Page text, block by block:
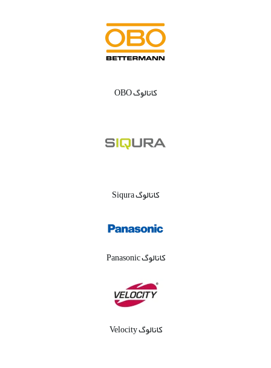
کاتالوگ OBO
کاتالوگ Siqura
کاتالوگ Panasonic
کاتالوگ Velocity